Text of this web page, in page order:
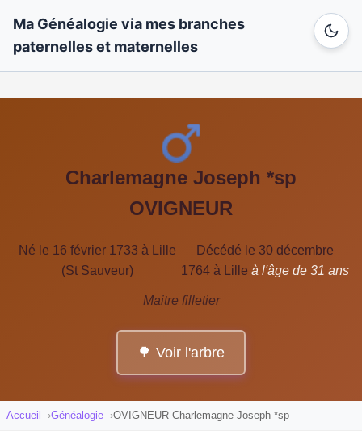
Ma Généalogie via mes branches
paternelles et maternelles
Charlemagne Joseph *sp
OVIGNEUR
Né le 16 février 1733 à Lille
(St Sauveur)
Décédé le 30 décembre
1764 à Lille à l'âge de 31 ans
Maitre filletier
🌳 Voir l'arbre
Accueil Généalogie OVIGNEUR Charlemagne Joseph *sp